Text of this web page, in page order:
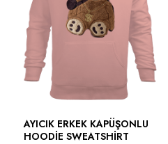
AYICIK ERKEK KAPÜŞONLU
HOODIE SWEATSHIRT